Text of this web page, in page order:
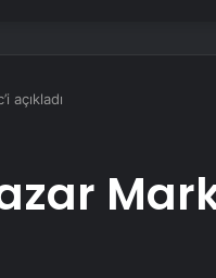
açıkladı